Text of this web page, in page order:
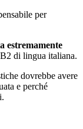
per
estremamente
di lingua italiana.
dovrebbe avere
e perché